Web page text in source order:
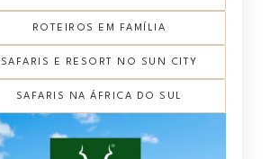
ROTEIROS EM FAMÍLIA
SAFARIS E RESORT NO SUN CITY
SAFARIS NA ÁFRICA DO SUL